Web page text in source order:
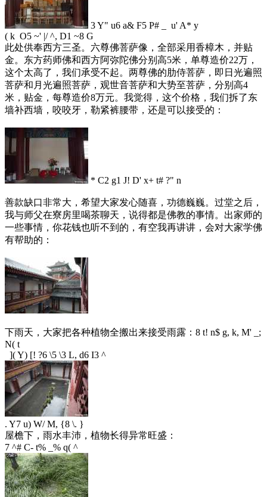
3 Y" u6 a& F5 P# _ u' A* y
( k O5 ~' |/ ^, D1 ~8 G
此处供奉西方三圣。六尊佛菩萨像，全部采用香樟木，并贴
金。东方药师佛和西方阿弥陀佛分别高5米，单尊造价22万，
这个太高了，我们承受不起。两尊佛的肋侍菩萨，即日光遍照
菩萨和月光遍照菩萨，观世音菩萨和大势至菩萨，分别高4
米，贴金，每尊造价8万元。我觉得，这个价格，我们拆了东
墙补西墙，咬咬牙，勒紧裤腰带，还是可以接受的：
* C2 g1 J! D' x+ t# ?" n
善款缺口非常大，希望大家发心随喜，功德巍巍。过堂之后，
我与师父在寮房里喝茶聊天，说得都是佛教的事情。出家师的
一些事情，你花钱也听不到的，有空我再讲讲，会对大家学佛
有帮助的：
下雨天，大家把各种植物全搬出来接受雨露： 8 t! n$ g, k, M' _;
N( t
]( Y) [! ?6 \5 \3 L, d6 I3 ^
. Y7 u) W/ M, {8 \. }
屋檐下，雨水丰沛，植物长得异常旺盛：
7 ^# C- t% _% q( ^